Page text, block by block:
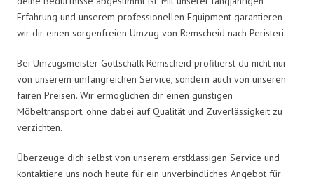
Erfahrung und unserem professionellen Equipment garantieren
wir dir einen sorgenfreien Umzug von Remscheid nach Peristeri.
Bei Umzugsmeister Gottschalk Remscheid profitierst du nicht nur
von unserem umfangreichen Service, sondern auch von unseren
fairen Preisen. Wir ermöglichen dir einen günstigen
Möbeltransport, ohne dabei auf Qualität und Zuverlässigkeit zu
verzichten.
Überzeuge dich selbst von unserem erstklassigen Service und
kontaktiere uns noch heute für ein unverbindliches Angebot für